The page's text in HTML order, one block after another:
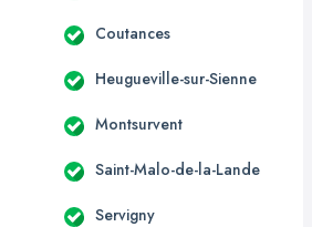
Coutances
Heugueville-sur-Sienne
Montsurvent
Saint-Malo-de-la-Lande
Servigny